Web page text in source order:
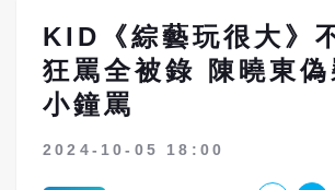
KID《綜藝玩很大》
狂罵全被錄 陳曉東偽
小鐘罵
2024-10-05 18:00